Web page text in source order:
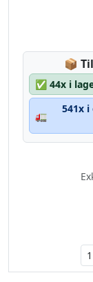
📦
✅ 44x i
🚛
541x